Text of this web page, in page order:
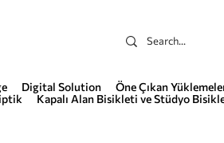
Digital Solution Öne Çıkan
Kapalı Alan Bisikleti ve Stüdyo